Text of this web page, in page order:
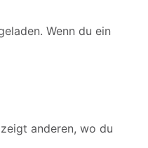
Wenn du ein
anderen, wo du